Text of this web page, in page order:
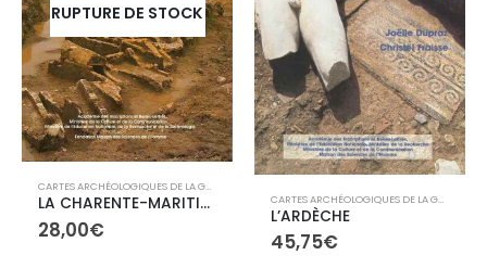
LIBRAIRIE
RUPTURE DE STOCK
CARTES ARCHÉOLOGIQUES DE LA GAULE
LA CHARENTE-MARITIME
28,00€
CARTES ARCHÉOLOGIQUES DE LA GAULE
L’ARDÈCHE
45,75€